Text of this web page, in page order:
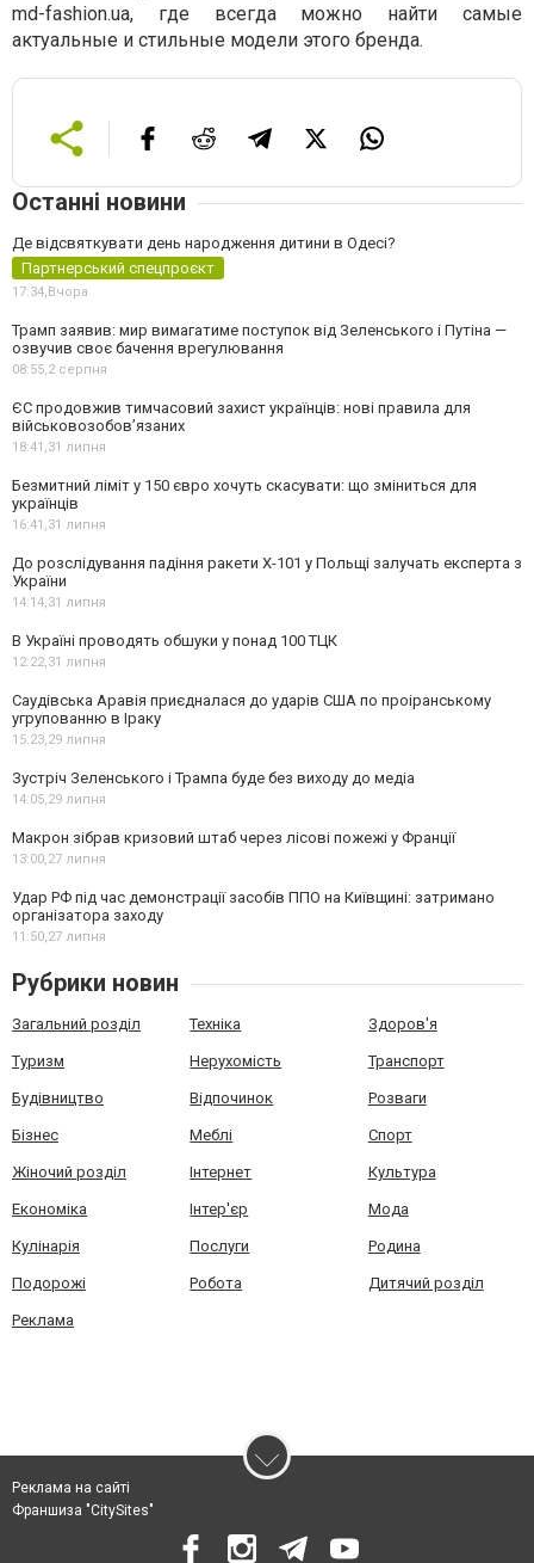
md-fashion.ua, где всегда можно найти самые
актуальные и стильные модели этого бренда.
Останні новини
Де відсвяткувати день народження дитини в Одесі?
Партнерський спецпроєкт
17:34,Вчора
Трамп заявив: мир вимагатиме поступок від Зеленського і Путіна —
озвучив своє бачення врегулювання
08:55,2 серпня
ЄС продовжив тимчасовий захист українців: нові правила для
військовозобов’язаних
18:41,31 липня
Безмитний ліміт у 150 євро хочуть скасувати: що зміниться для
українців
16:41,31 липня
До розслідування падіння ракети Х-101 у Польщі залучать експерта з
України
14:14,31 липня
В Україні проводять обшуки у понад 100 ТЦК
12:22,31 липня
Саудівська Аравія приєдналася до ударів США по проіранському
угрупованню в Іраку
15:23,29 липня
Зустріч Зеленського і Трампа буде без виходу до медіа
14:05,29 липня
Макрон зібрав кризовий штаб через лісові пожежі у Франції
13:00,27 липня
Удар РФ під час демонстрації засобів ППО на Київщині: затримано
організатора заходу
11:50,27 липня
Рубрики новин
Загальний розділ Техніка Здоров'я
Туризм Нерухомість Транспорт
Будівництво Відпочинок Розваги
Бізнес Меблі Спорт
Жіночий розділ Інтернет Культура
Економіка Інтер'єр Мода
Кулінарія Послуги Родина
Подорожі Робота Дитячий розділ
Реклама
Реклама на сайті
Франшиза "CitySites"